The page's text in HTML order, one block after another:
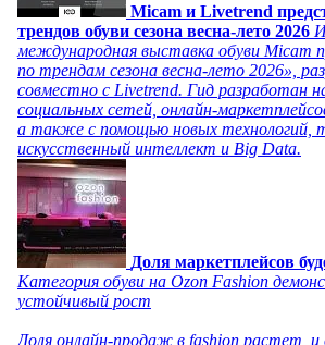
Micam и Livetrend
трендов обуви сезона весна-лето 2026
международная выставка обуви Micam
по трендам сезона весна-лето 2026»,
совместно с Livetrend. Гид разработан
социальных сетей, онлайн-
а также с помощью новых технологий,
искусственный интеллект и Big Data.
Доля маркетплейсов
Категория обуви на Ozon Fashion
устойчивый рост
Доля онлайн-продаж в fashion растет, и